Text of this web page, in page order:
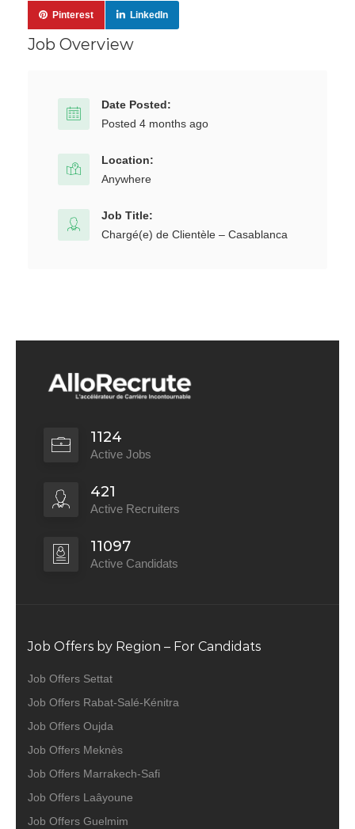
Pinterest LinkedIn
Job Overview
Date Posted:
Posted 4 months ago
Location:
Anywhere
Job Title:
Chargé(e) de Clientèle – Casablanca
1124
Active Jobs
421
Active Recruiters
11097
Active Candidats
Job Offers by Region – For Candidats
Job Offers Settat
Job Offers Rabat-Salé-Kénitra
Job Offers Oujda
Job Offers Meknès
Job Offers Marrakech-Safi
Job Offers Laâyoune
Job Offers Guelmim